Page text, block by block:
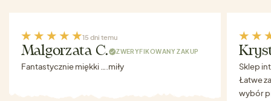
15 dni temu
Malgorzata C. ZWERYFIKOWANY ZAKUP
Fantastycznie miękki ….miły
Sklep
Łatwe
wybór